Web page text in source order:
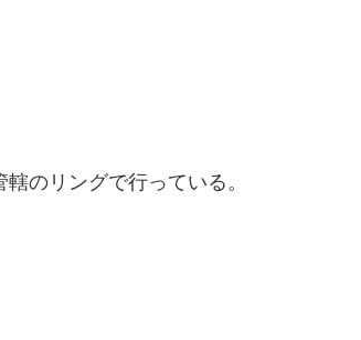
のリングで行っている。